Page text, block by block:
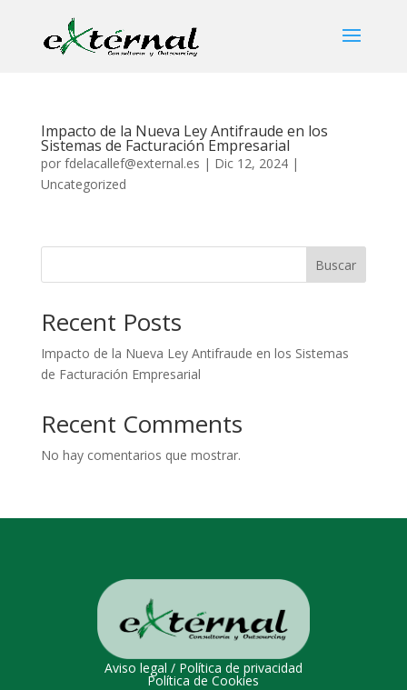
Impacto de la Nueva Ley Antifraude en los
Sistemas de Facturación Empresarial
por fdelacallef@external.es | Dic 12, 2024|
Uncategorized
Buscar
Recent Posts
Impacto de la Nueva Ley Antifraude en los Sistemas
de Facturación Empresarial
Recent Comments
No hay comentarios que mostrar.
Aviso legal / Política de privacidad
Política de Cookies